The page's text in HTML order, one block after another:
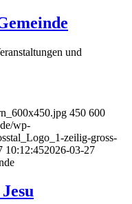
und
450 600
wp-
zeilig-gross-
10:12:452026-03-27